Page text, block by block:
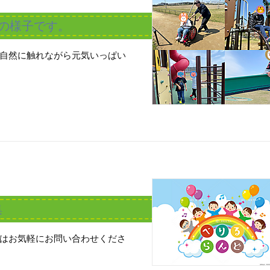
様子です。
然に触れながら元気いっぱい
お気軽にお問い合わせくださ